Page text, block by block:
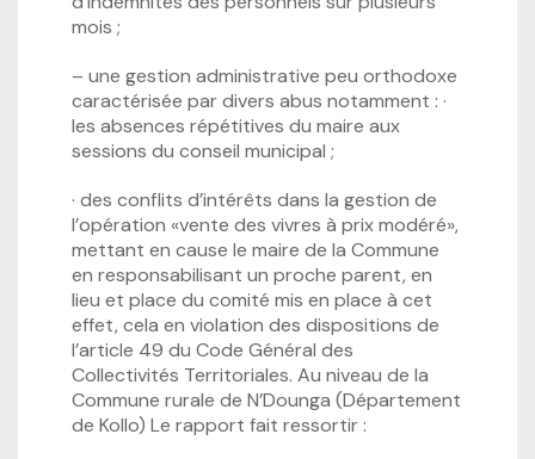
mois ;
– une gestion administrative peu orthodoxe
caractérisée par divers abus notamment : ·
les absences répétitives du maire aux
sessions du conseil municipal ;
· des conflits d’intérêts dans la gestion de
l’opération «vente des vivres à prix modéré»,
mettant en cause le maire de la Commune
en responsabilisant un proche parent, en
lieu et place du comité mis en place à cet
effet, cela en violation des dispositions de
l’article 49 du Code Général des
Collectivités Territoriales. Au niveau de la
Commune rurale de N’Dounga (Département
de Kollo) Le rapport fait ressortir :